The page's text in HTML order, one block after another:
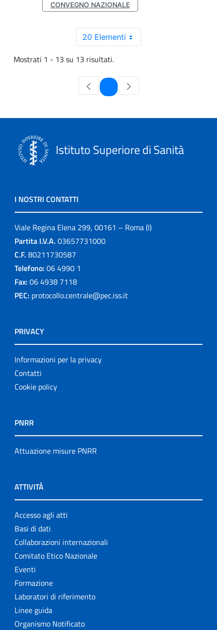
CONVEGNO NAZIONALE
20 Elementi
Mostrati 1 - 13 su 13 risultati.
Pagina
Istituto Superiore di Sanità
I NOSTRI CONTATTI
Viale Regina Elena 299, 00161 – Roma (I)
Partita I.V.A. 03657731000
C.F. 80211730587
Telefono: 06 4990 1
Fax: 06 4938 7118
PEC: protocollo.centrale@pec.iss.it
PRIVACY
Informazioni per la privacy
Contatti
Cookie policy
PNRR
Attuazione misure PNRR
ATTIVITÀ
Accesso agli atti
Basi di dati
Collaborazioni internazionali
Comitato Etico Nazionale
Eventi
Formazione
Laboratori di riferimento
Linee guida
Organismo Notificato